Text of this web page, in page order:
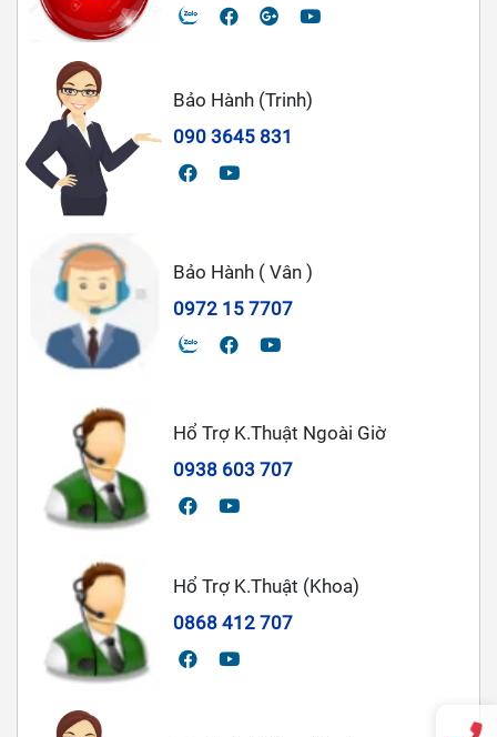
Bảo Hành (Trinh)
090 3645 831
Bảo Hành ( Vân )
0972 15 7707
Hổ Trợ K.Thuật Ngoài Giờ
0938 603 707
Hổ Trợ K.Thuật (Khoa)
0868 412 707